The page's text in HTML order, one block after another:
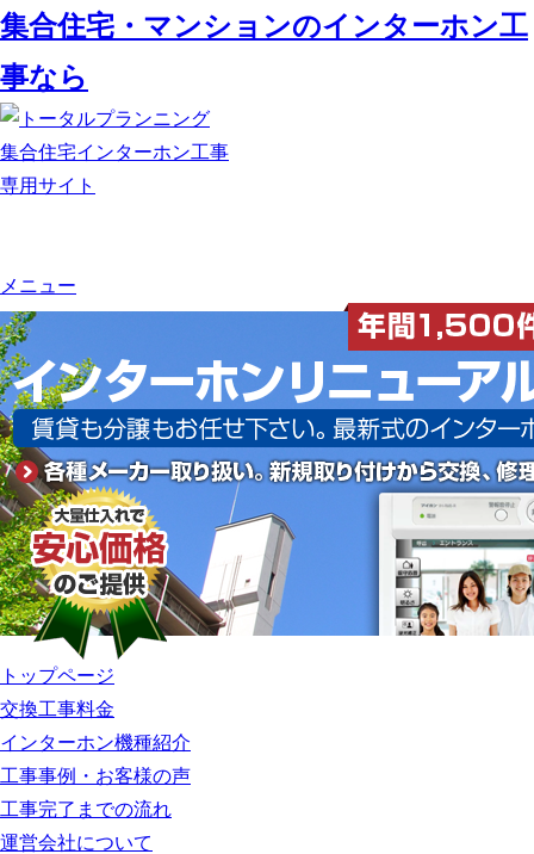
集合住宅・マンションのインターホン工
事なら
集合住宅インターホン工事
専用サイト
メニュー
トップページ
交換工事料金
インターホン機種紹介
工事事例・お客様の声
工事完了までの流れ
運営会社について